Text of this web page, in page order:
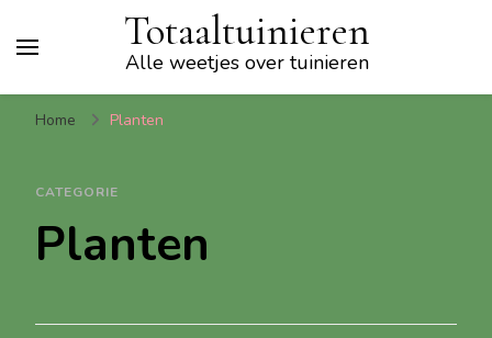
Totaaltuinieren
Alle weetjes over tuinieren
Home Planten
CATEGORIE
Planten